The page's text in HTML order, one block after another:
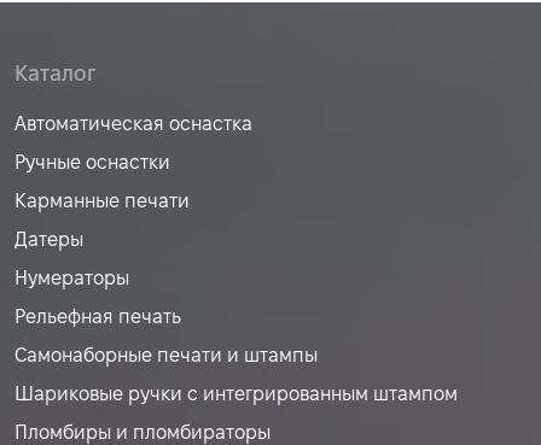
Каталог
Автоматическая оснастка
Ручные оснастки
Карманные печати
Датеры
Нумераторы
Рельефная печать
Самонаборные печати и штампы
Шариковые ручки с интегрированным штампом
Пломбиры и пломбираторы